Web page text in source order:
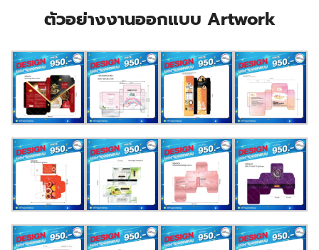
ตัวอย่างงานออกแบบ Artwork